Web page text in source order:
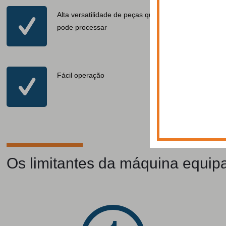
Alta versatilidade de peças que
pode processar
Fácil operação
Os limitantes da máquina